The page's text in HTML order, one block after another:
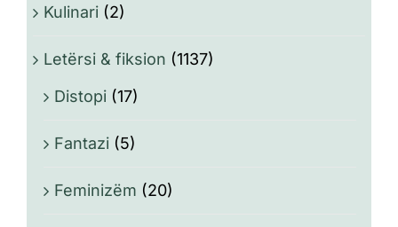
Kulinari (2)
Letërsi & fiksion (1137)
Distopi (17)
Fantazi (5)
Feminizëm (20)